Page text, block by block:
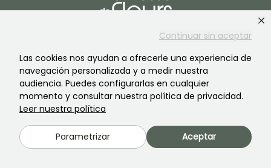
Continuar sin aceptar
Las cookies nos ayudan a ofrecerle una experiencia de
navegación personalizada y a medir nuestra
audiencia. Puedes configurarlas en cualquier
momento y consultar nuestra política de privacidad.
Leer nuestra política
Parametrizar Aceptar
Únete a la comunidad de los amantes de las plantas
PROMESSE DE FLEURS SERVICIOS